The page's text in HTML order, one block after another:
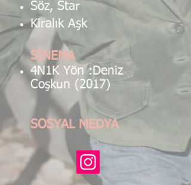
Söz, Star
Kiralık Aşk
SİNEMA
4N1K Yön :Deniz
Coşkun (2017)
SOSYAL MEDYA